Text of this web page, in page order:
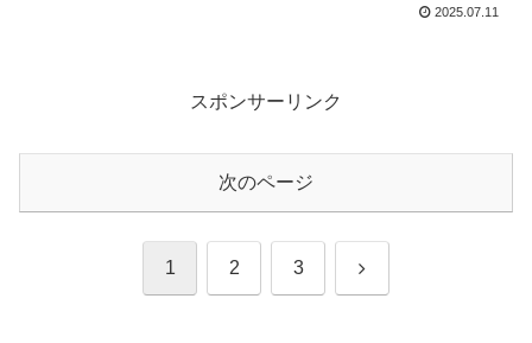
2025.07.11
スポンサーリンク
次のページ
1 2 3 次